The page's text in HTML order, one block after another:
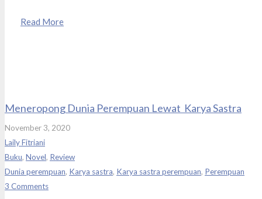
Read More
Meneropong Dunia Perempuan Lewat Karya Sastra
November 3, 2020
Laily Fitriani
Buku, Novel, Review
Dunia perempuan, Karya sastra, Karya sastra perempuan, Perempuan
3 Comments